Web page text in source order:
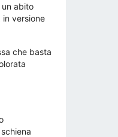
abito
versione
che basta